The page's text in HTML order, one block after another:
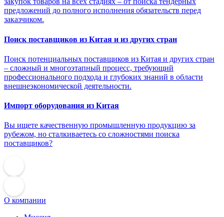
предложений до полного исполнения обязательств перед
заказчиком.
Поиск поставщиков из Китая и из других стран
Поиск потенциальных поставщиков из Китая и других стран
– сложный и многоэтапный процесс, требующий
профессионального подхода и глубоких знаний в области
внешнеэкономической деятельности.
Импорт оборудования из Китая
Вы ищете качественную промышленную продукцию за
рубежом, но сталкиваетесь со сложностями поиска
поставщиков?
О компании